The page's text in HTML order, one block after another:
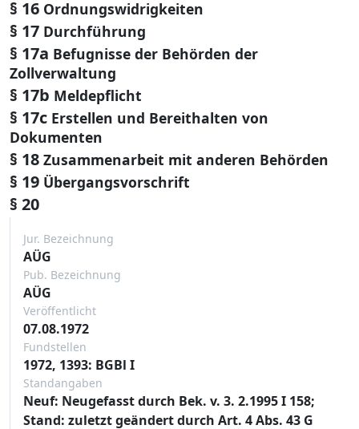
§ 16 Ordnungswidrigkeiten
§ 17 Durchführung
§ 17a Befugnisse der Behörden der
Zollverwaltung
§ 17b Meldepflicht
§ 17c Erstellen und Bereithalten von
Dokumenten
§ 18 Zusammenarbeit mit anderen Behörden
§ 19 Übergangsvorschrift
§ 20
Jur. Bezeichnung
AÜG
Pub. Bezeichnung
AÜG
Veröffentlicht
07.08.1972
Fundstellen
1972, 1393: BGBl I
Standangaben
Neuf: Neugefasst durch Bek. v. 3. 2.1995 I 158;
Stand: zuletzt geändert durch Art. 4 Abs. 43 G